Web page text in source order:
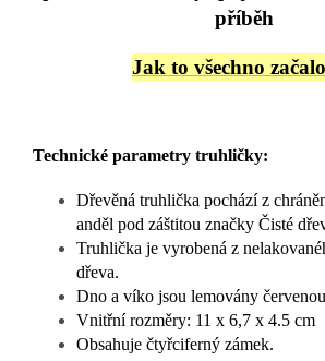
příběh
Jak to všechno
Technické parametry truhličky:
Dřevěná truhlička pochází z
anděl pod záštitou značky Čisté
Truhlička je vyrobená z
dřeva.
Dno a víko jsou lemovány
Vnitřní rozměry: 11 x 6,7 x 4.5 cm
Obsahuje čtyřciferný zámek.